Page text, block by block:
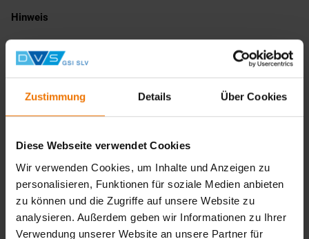
Zustimmung Details Über Cookies
Diese Webseite verwendet Cookies
Wir verwenden Cookies, um Inhalte und Anzeigen zu
personalisieren, Funktionen für soziale Medien anbieten
zu können und die Zugriffe auf unsere Website zu
analysieren. Außerdem geben wir Informationen zu Ihrer
Verwendung unserer Website an unsere Partner für
Hinweis
eine Teilnahmebescheinigung.
Zurück
Übersicht
Unterrichtsform:
in Tagesform
Veranstaltungsort: